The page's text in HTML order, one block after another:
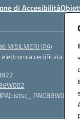
di Accesibilità
MISILMERI (PA)
elettronica certificata
istsc_ PAIC8BW002